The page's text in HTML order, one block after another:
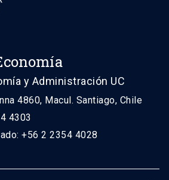
y Administración UC
4860, Macul. Santiago, Chile
4303
+56 2 2354 4028